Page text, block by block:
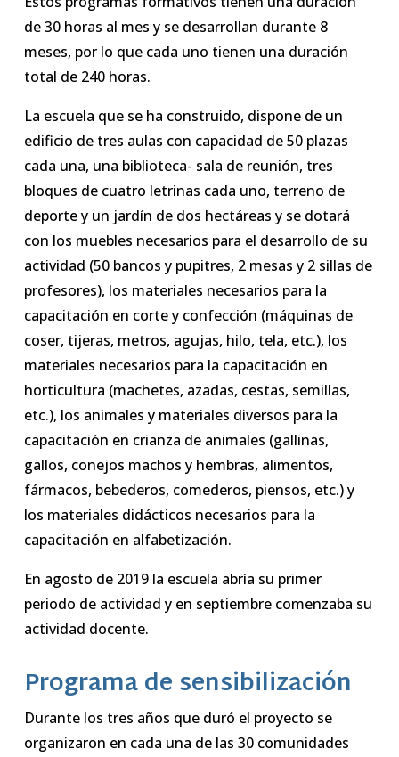
de 30 horas al mes y se desarrollan durante 8
meses, por lo que cada uno tienen una duración
total de 240 horas.
La escuela que se ha construido, dispone de un
edificio de tres aulas con capacidad de 50 plazas
cada una, una biblioteca- sala de reunión, tres
bloques de cuatro letrinas cada uno, terreno de
deporte y un jardín de dos hectáreas y se dotará
con los muebles necesarios para el desarrollo de su
actividad (50 bancos y pupitres, 2 mesas y 2 sillas de
profesores), los materiales necesarios para la
capacitación en corte y confección (máquinas de
coser, tijeras, metros, agujas, hilo, tela, etc.), los
materiales necesarios para la capacitación en
horticultura (machetes, azadas, cestas, semillas,
etc.), los animales y materiales diversos para la
capacitación en crianza de animales (gallinas,
gallos, conejos machos y hembras, alimentos,
fármacos, bebederos, comederos, piensos, etc.) y
los materiales didácticos necesarios para la
capacitación en alfabetización.
En agosto de 2019 la escuela abría su primer
periodo de actividad y en septiembre comenzaba su
actividad docente.
Programa de sensibilización
Durante los tres años que duró el proyecto se
organizaron en cada una de las 30 comunidades